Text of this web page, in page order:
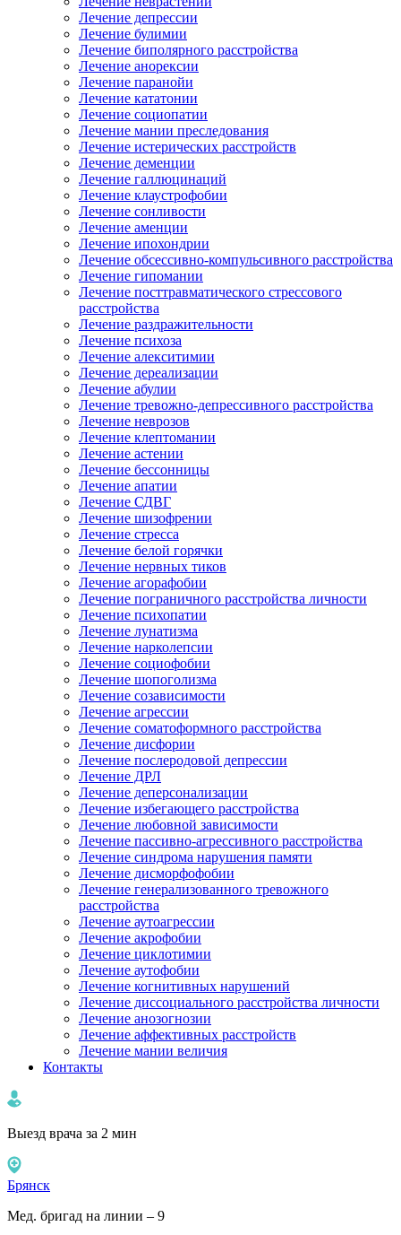
Лечение депрессии
Лечение булимии
Лечение биполярного расстройства
Лечение анорексии
Лечение паранойи
Лечение кататонии
Лечение социопатии
Лечение мании преследования
Лечение истерических расстройств
Лечение деменции
Лечение галлюцинаций
Лечение клаустрофобии
Лечение сонливости
Лечение аменции
Лечение ипохондрии
Лечение обсессивно-компульсивного расстройства
Лечение гипомании
Лечение посттравматического стрессового
расстройства
Лечение раздражительности
Лечение психоза
Лечение алекситимии
Лечение дереализации
Лечение абулии
Лечение тревожно-депрессивного расстройства
Лечение неврозов
Лечение клептомании
Лечение астении
Лечение бессонницы
Лечение апатии
Лечение СДВГ
Лечение шизофрении
Лечение стресса
Лечение белой горячки
Лечение нервных тиков
Лечение агорафобии
Лечение пограничного расстройства личности
Лечение психопатии
Лечение лунатизма
Лечение нарколепсии
Лечение социофобии
Лечение шопоголизма
Лечение созависимости
Лечение агрессии
Лечение соматоформного расстройства
Лечение дисфории
Лечение послеродовой депрессии
Лечение ДРЛ
Лечение деперсонализации
Лечение избегающего расстройства
Лечение любовной зависимости
Лечение пассивно-агрессивного расстройства
Лечение синдрома нарушения памяти
Лечение дисморфофобии
Лечение генерализованного тревожного
расстройства
Лечение аутоагрессии
Лечение акрофобии
Лечение циклотимии
Лечение аутофобии
Лечение когнитивных нарушений
Лечение диссоциального расстройства личности
Лечение анозогнозии
Лечение аффективных расстройств
Лечение мании величия
Контакты
Выезд врача за 2 мин
Брянск
Мед. бригад на линии – 9